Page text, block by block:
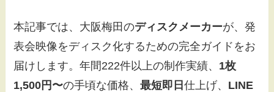
本記事では、大阪梅田のディスクメーカーが、発
表会映像をディスク化するための完全ガイドをお
届けします。年間222件以上の制作実績、 1枚
1,500円〜の手頃な価格、最短即日仕上げ、 LINE